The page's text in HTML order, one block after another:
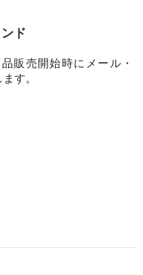
ド
販売開始時にメール・
す。